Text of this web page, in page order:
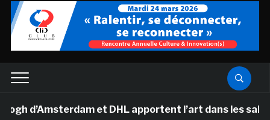
d’Amsterdam et DHL apportent l’art dans les salles